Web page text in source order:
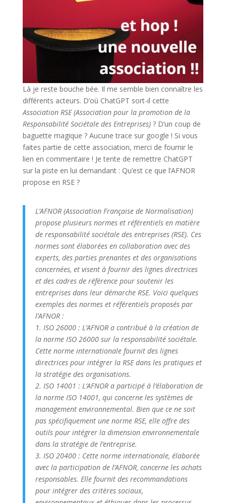
Là je reste bouche bée. Il me semble bien connaître les
différents acteurs. D’où ChatGPT sort-il cette
Association RSE (Association pour la promotion de la
Responsabilité Sociétale des Entreprises) ? D’un coup de
baguette magique ? Aucune trace sur google ! Si vous
faites partie de cette association, merci de fournir le
lien en commentaire ! Je tente de remettre ChatGPT
sur la piste en lui demandant : Qu’est ce que l’AFNOR
propose en RSE ?
L’AFNOR (Association Française de Normalisation)
propose plusieurs normes et référentiels en matière
de responsabilité sociétale des entreprises (RSE). Ces
normes sont élaborées en collaboration avec des
experts, des parties prenantes et des organisations
concernées, et visent à fournir des lignes directrices
et des cadres de référence pour soutenir les
entreprises dans leur démarche RSE. Voici quelques
exemples des normes et référentiels proposés par
l’AFNOR :
1. ISO 26000 : L’AFNOR a contribué à la création de
la norme ISO 26000 sur la responsabilité sociétale.
Cette norme internationale fournit des lignes
directrices pour intégrer la RSE dans les pratiques et
la stratégie des organisations.
2. ISO 14001 : L’AFNOR a participé à l’élaboration de
la norme ISO 14001, qui concerne les systèmes de
management environnemental. Bien que ce ne soit
pas spécifiquement une norme RSE, elle offre des
outils pour intégrer la dimension environnementale
dans la stratégie de l’entreprise.
3. ISO 20400 : Cette norme internationale, élaborée
avec la participation de l’AFNOR, concerne les achats
responsables. Elle fournit des recommandations
pour intégrer des critères sociaux,